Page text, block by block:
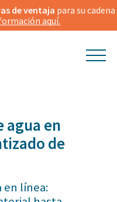
de ventaja para su cadena
aquí.
agua en
de
en línea: